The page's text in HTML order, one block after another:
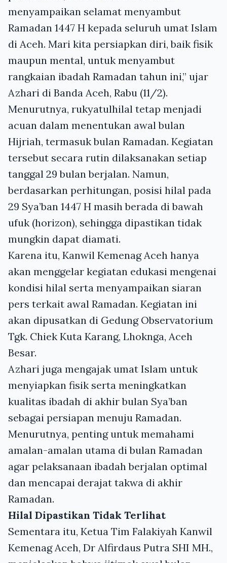
menyampaikan selamat menyambut
Ramadan 1447 H kepada seluruh umat Islam
di Aceh. Mari kita persiapkan diri, baik fisik
maupun mental, untuk menyambut
rangkaian ibadah Ramadan tahun ini,” ujar
Azhari di Banda Aceh, Rabu (11/2).
Menurutnya, rukyatulhilal tetap menjadi
acuan dalam menentukan awal bulan
Hijriah, termasuk bulan Ramadan. Kegiatan
tersebut secara rutin dilaksanakan setiap
tanggal 29 bulan berjalan. Namun,
berdasarkan perhitungan, posisi hilal pada
29 Sya’ban 1447 H masih berada di bawah
ufuk (horizon), sehingga dipastikan tidak
mungkin dapat diamati.
Karena itu, Kanwil Kemenag Aceh hanya
akan menggelar kegiatan edukasi mengenai
kondisi hilal serta menyampaikan siaran
pers terkait awal Ramadan. Kegiatan ini
akan dipusatkan di Gedung Observatorium
Tgk. Chiek Kuta Karang, Lhoknga, Aceh
Besar.
Azhari juga mengajak umat Islam untuk
menyiapkan fisik serta meningkatkan
kualitas ibadah di akhir bulan Sya’ban
sebagai persiapan menuju Ramadan.
Menurutnya, penting untuk memahami
amalan-amalan utama di bulan Ramadan
agar pelaksanaan ibadah berjalan optimal
dan mencapai derajat takwa di akhir
Ramadan.
Hilal Dipastikan Tidak Terlihat
Sementara itu, Ketua Tim Falakiyah Kanwil
Kemenag Aceh, Dr Alfirdaus Putra SHI MH.,